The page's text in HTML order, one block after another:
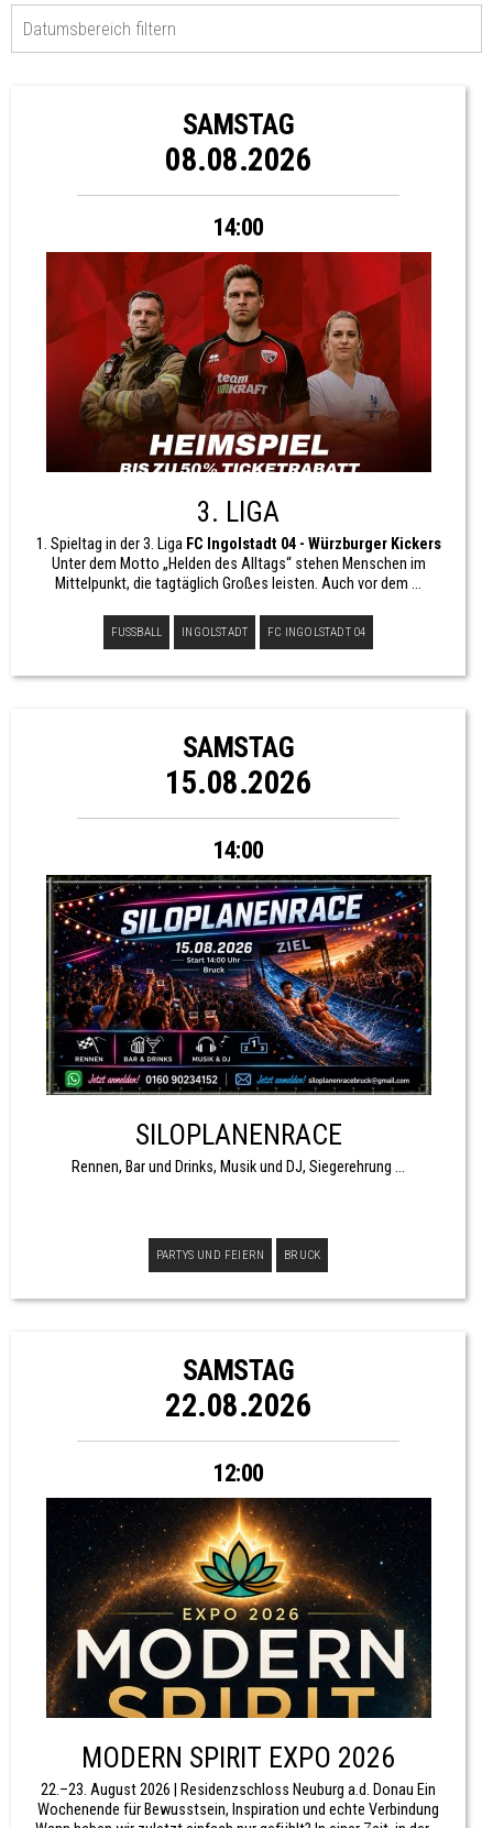
SAMSTAG
08.08.2026
14:00
3. LIGA
1. Spieltag in der 3. Liga FC Ingolstadt 04 - Würzburger Kickers
Unter dem Motto „Helden des Alltags“ stehen Menschen im
Mittelpunkt, die tagtäglich Großes leisten. Auch vor dem ...
FUSSBALL INGOLSTADT FC INGOLSTADT 04
SAMSTAG
15.08.2026
14:00
SILOPLANENRACE
Rennen, Bar und Drinks, Musik und DJ, Siegerehrung ...
PARTYS UND FEIERN BRUCK
SAMSTAG
22.08.2026
12:00
MODERN SPIRIT EXPO 2026
22.–23. August 2026 | Residenzschloss Neuburg a.d. Donau Ein
Wochenende für Bewusstsein, Inspiration und echte Verbindung